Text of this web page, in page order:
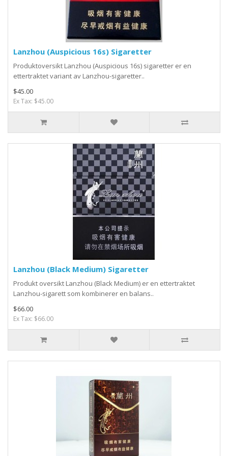
Lanzhou (Auspicious 16s) Sigaretter
Produktoversikt Lanzhou (Auspicious 16s) sigaretter er en
ettertraktet variant av Lanzhou-sigaretter..
$45.00
Ex Tax: $45.00
Lanzhou (Black Medium) Sigaretter
Produkt oversikt Lanzhou (Black Medium) er en ettertraktet
Lanzhou-sigarett som kombinerer en balans..
$66.00
Ex Tax: $66.00